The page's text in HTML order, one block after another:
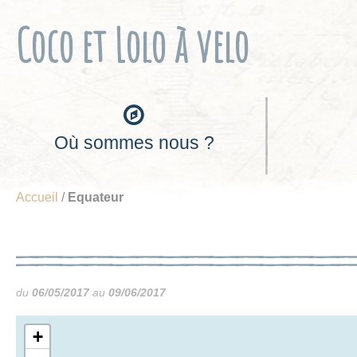
Coco et Lolo à velo
Où sommes nous ?
Accueil / Equateur
du 06/05/2017 au 09/06/2017
+